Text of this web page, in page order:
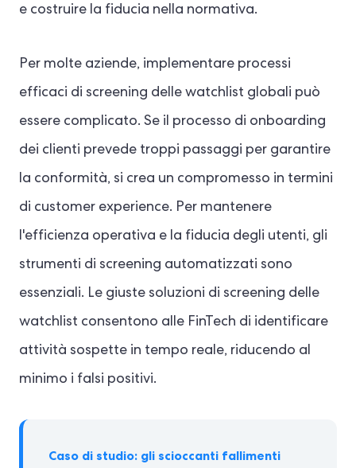
e costruire la fiducia nella normativa.
Per molte aziende, implementare processi
efficaci di screening delle watchlist globali può
essere complicato. Se il processo di onboarding
dei clienti prevede troppi passaggi per garantire
la conformità, si crea un compromesso in termini
di customer experience. Per mantenere
l'efficienza operativa e la fiducia degli utenti, gli
strumenti di screening automatizzati sono
essenziali. Le giuste soluzioni di screening delle
watchlist consentono alle FinTech di identificare
attività sospette in tempo reale, riducendo al
minimo i falsi positivi.
Caso di studio: gli scioccanti fallimenti